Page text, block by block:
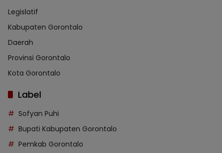
Legislatif
Kabupaten Gorontalo
Daerah
Provinsi Gorontalo
Kota Gorontalo
Label
Sofyan Puhi
Bupati Kabupaten Gorontalo
Pemkab Gorontalo